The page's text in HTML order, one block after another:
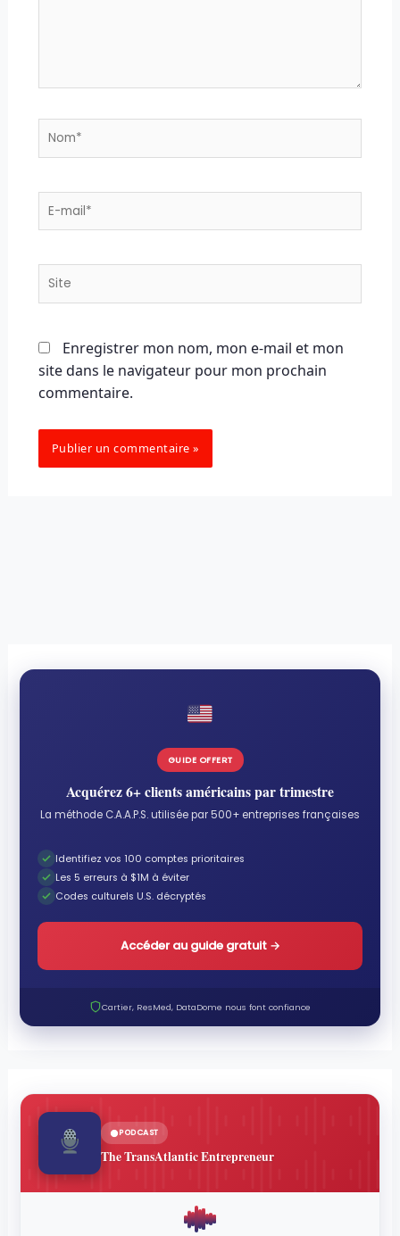
Nom*
E-
Site
Enregistrer mon nom, mon e-mail et mon
site dans le navigateur pour mon prochain
commentaire.
GUIDE OFFERT
Acquérez 6+ clients américains par trimestre
La méthode C.A.A.P.S. utilisée par 500+ entreprises françaises
Identifiez vos 100 comptes prioritaires
Les 5 erreurs à $1M à éviter
Codes culturels U.S. décryptés
Accéder au guide gratuit →
Cartier, ResMed, DataDome nous font confiance
PODCAST
The TransAtlantic Entrepreneur